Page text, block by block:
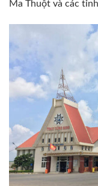
Ma Thuột và các